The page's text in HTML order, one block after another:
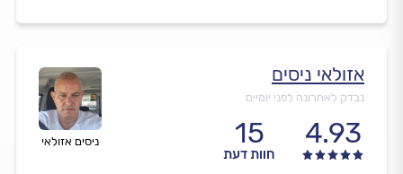
ניסים אזולאי
אזולאי ניסים
נבדק לאחרונה לפני יומיים
4.93
15
חוות דעת